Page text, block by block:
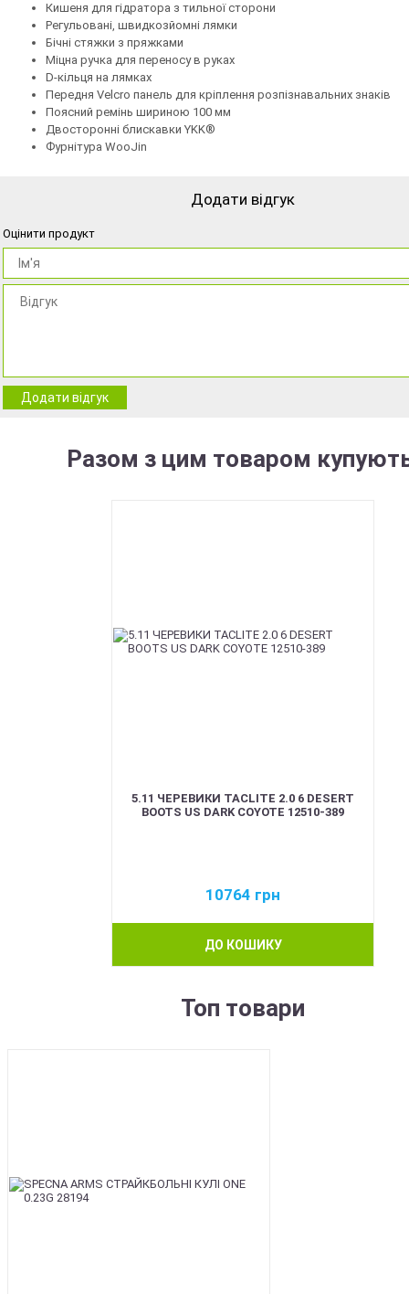
Кишеня для гідратора з тильної сторони
Регульовані, швидкозйомні лямки
Бічні стяжки з пряжками
Міцна ручка для переносу в руках
D-кільця на лямках
Передня Velcro панель для кріплення розпізнавальних знаків
Поясний ремінь шириною 100 мм
Двосторонні блискавки YKK®
Фурнітура WooJin
Додати відгук
Оцінити продукт
Додати відгук
Разом з цим товаром
5.11 ЧЕРЕВИКИ TACLITE 2.0 6 DESERT
BOOTS US DARK COYOTE 12510-389
10764 грн
ДО КОШИКУ
Топ товари